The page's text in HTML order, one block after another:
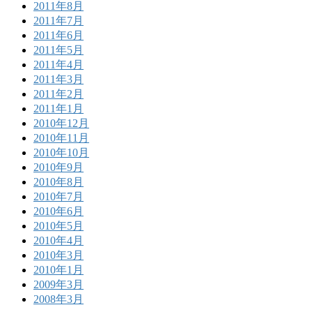
2011年8月
2011年7月
2011年6月
2011年5月
2011年4月
2011年3月
2011年2月
2011年1月
2010年12月
2010年11月
2010年10月
2010年9月
2010年8月
2010年7月
2010年6月
2010年5月
2010年4月
2010年3月
2010年1月
2009年3月
2008年3月